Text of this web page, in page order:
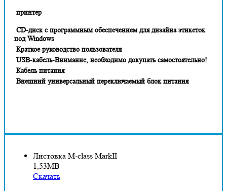
принтер
CD-диск с программным обеспечением для дизайна этикеток
под Windows
Краткое руководство пользователя
USB-кабель-Внимание, необходимо докупать самостоятельно!
Кабель питания
Внешний универсальный переключаемый блок питания
Листовка M-class MarkII
1,53MB
Скачать